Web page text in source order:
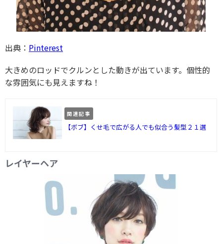
出典： Pinterest
大きめのロッドでクルンとした動きが出ています。個性的
な雰囲気にも見えますね！
関連記事
【ボブ】くせ毛で広がる人でも似合う髪型２１選
レイヤーヘア